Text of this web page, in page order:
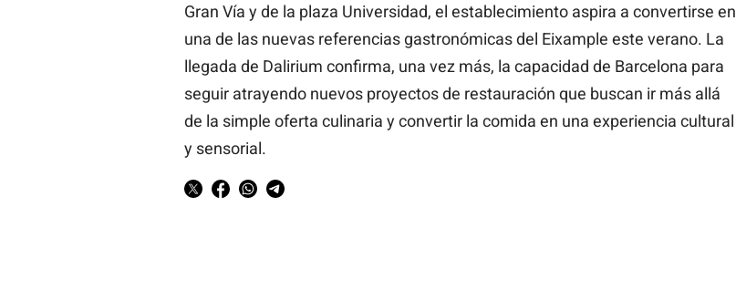
Gran Vía y de la plaza Universidad, el establecimiento aspira a convertirse en
una de las nuevas referencias gastronómicas del Eixample este verano. La
llegada de Dalirium confirma, una vez más, la capacidad de Barcelona para
seguir atrayendo nuevos proyectos de restauración que buscan ir más allá
de la simple oferta culinaria y convertir la comida en una experiencia cultural
y sensorial.